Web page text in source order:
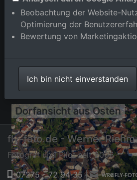
Dorfansicht aus Osten
fly-foto.de - Werner Riehm
Fotograf und Pilot seit 2006
07275 - 72 94 35|
Beobachtung der Website-
Optimierung der
Bewertung von
Ich bin nicht einverstanden